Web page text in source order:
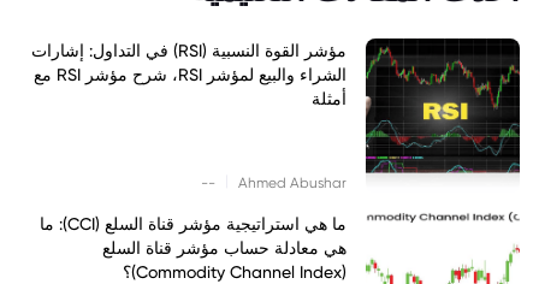
مؤشر القوة النسبية (RSI) في التداول: إشارات
الشراء والبيع لمؤشر RSI، شرح مؤشر RSI مع
أمثلة
Ahmed Abushar
--
ما هي استراتيجية مؤشر قناة السلع (CCI): ما
هي معادلة حساب مؤشر قناة السلع
(Commodity Channel Index)؟